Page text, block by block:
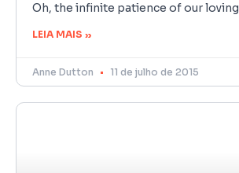
Oh, the infinite patience of our loving
LEIA MAIS »
Anne Dutton 11 de julho de 2015